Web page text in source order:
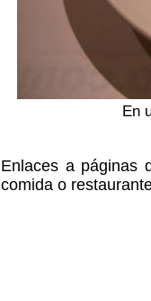
En
Enlaces a páginas
comida o